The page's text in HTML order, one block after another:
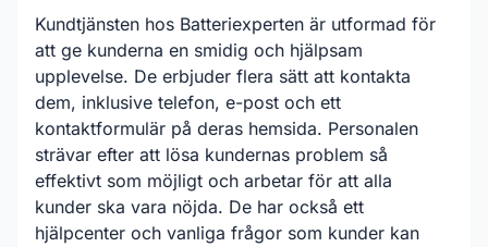
Kundtjänsten hos Batteriexperten är utformad för
att ge kunderna en smidig och hjälpsam
upplevelse. De erbjuder flera sätt att kontakta
dem, inklusive telefon, e-post och ett
kontaktformulär på deras hemsida. Personalen
strävar efter att lösa kundernas problem så
effektivt som möjligt och arbetar för att alla
kunder ska vara nöjda. De har också ett
hjälpcenter och vanliga frågor som kunder kan